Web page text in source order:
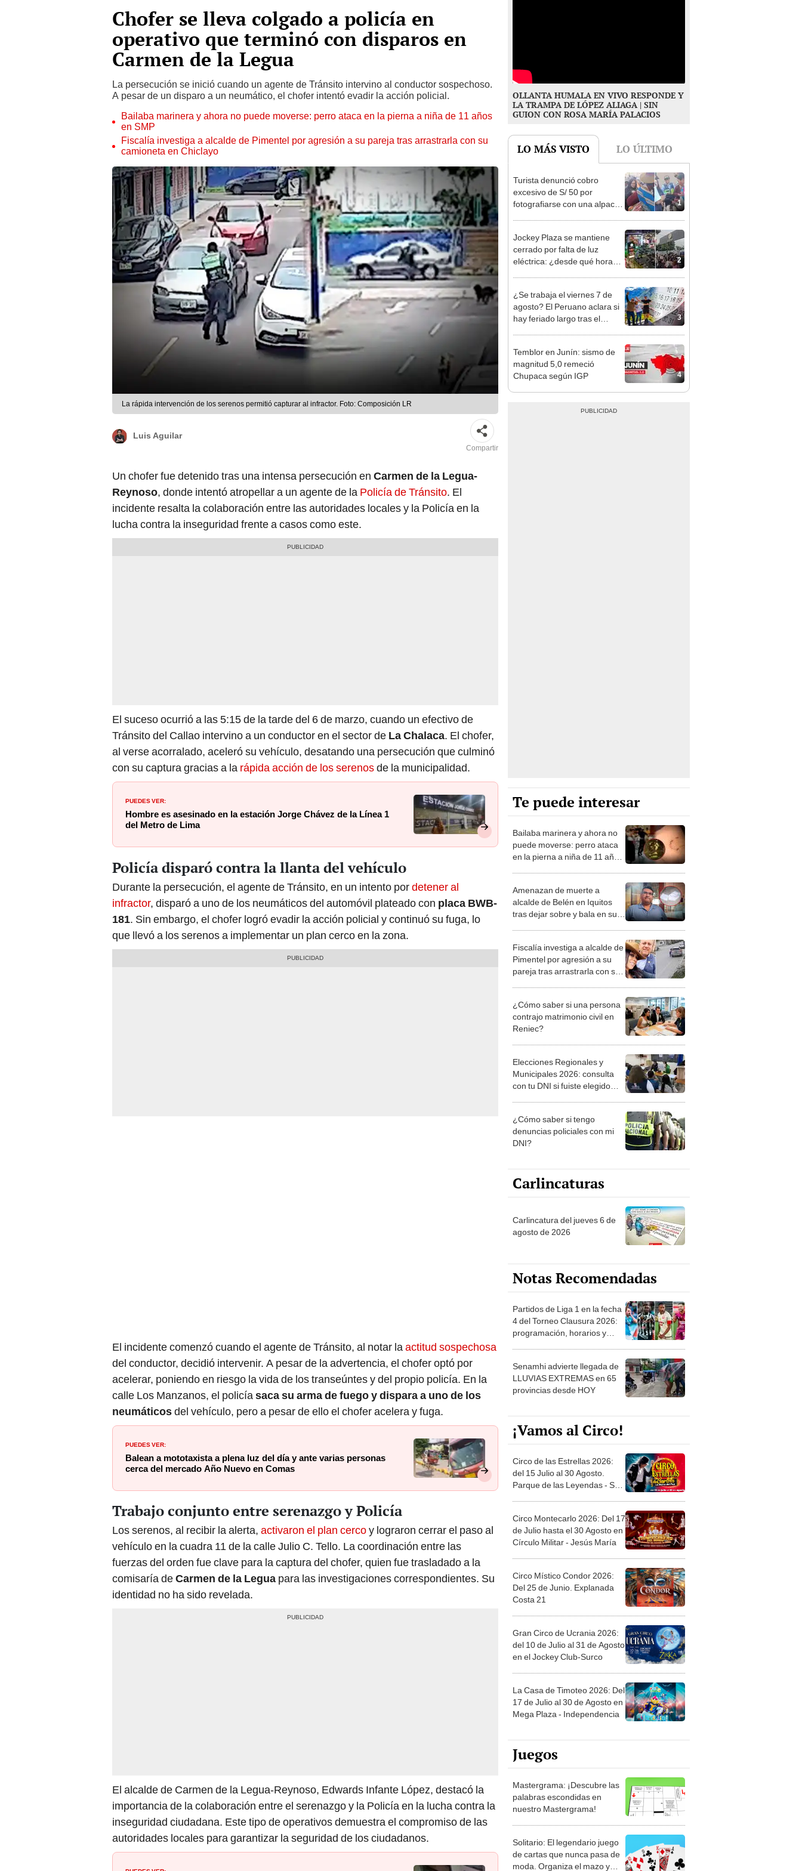
Chofer se lleva colgado a policía en
operativo que terminó con disparos en
Carmen de la Legua
La persecución se inició cuando un agente de Tránsito intervino al conductor sospechoso.
A pesar de un disparo a un neumático, el chofer intentó evadir la acción policial.
Bailaba marinera y ahora no puede moverse: perro ataca en la pierna a niña de 11 años
en SMP
Fiscalía investiga a alcalde de Pimentel por agresión a su pareja tras arrastrarla con su
camioneta en Chiclayo
La rápida intervención de los serenos permitió capturar al infractor. Foto: Composición LR
Luis Aguilar
Compartir
Un chofer fue detenido tras una intensa persecución en Carmen de la Legua-
Reynoso, donde intentó atropellar a un agente de la Policía de Tránsito. El
incidente resalta la colaboración entre las autoridades locales y la Policía en la
lucha contra la inseguridad frente a casos como este.
El suceso ocurrió a las 5:15 de la tarde del 6 de marzo, cuando un efectivo de
Tránsito del Callao intervino a un conductor en el sector de La Chalaca. El chofer,
al verse acorralado, aceleró su vehículo, desatando una persecución que culminó
con su captura gracias a la rápida acción de los serenosde la municipalidad.
PUEDES VER:
Hombre es asesinado en la estación Jorge Chávez de la Línea 1
del Metro de Lima
Policía disparó contra la llanta del vehículo
Durante la persecución, el agente de Tránsito, en un intento pordetener al
infractor, disparó a uno de los neumáticos del automóvil plateado con placa BWB-
181. Sin embargo, el chofer logró evadir la acción policial y continuó su fuga, lo
que llevó a los serenos a implementar un plan cerco en la zona.
El incidente comenzó cuando el agente de Tránsito, al notar la actitud sospechosa
del conductor, decidió intervenir. A pesar de la advertencia, el chofer optó por
acelerar, poniendo en riesgo la vida de los transeúntes y del propio policía. En la
calle Los Manzanos, el policía saca su arma de fuego y dispara a uno de los
neumáticosdel vehículo, pero a pesar de ello el chofer acelera y fuga.
PUEDES VER:
Balean a mototaxista a plena luz del día y ante varias personas
cerca del mercado Año Nuevo en Comas
Trabajo conjunto entre serenazgo y Policía
Los serenos, al recibir la alerta, activaron el plan cercoy lograron cerrar el paso al
vehículo en la cuadra 11 de la calle Julio C. Tello. La coordinación entre las
fuerzas del orden fue clave para la captura del chofer, quien fue trasladado a la
comisaría deCarmen de la Legua para las investigaciones correspondientes. Su
identidad no ha sido revelada.
El alcalde de Carmen de la Legua-Reynoso, Edwards Infante López, destacó la
importancia de la colaboración entre el serenazgo y la Policía en la lucha contra la
inseguridad ciudadana. Este tipo de operativos demuestra el compromiso de las
autoridades locales para garantizar la seguridad de los ciudadanos.
OLLANTA HUMALA EN VIVO RESPONDE Y
LA TRAMPA DE LÓPEZ ALIAGA | SIN
GUION CON ROSA MARÍA PALACIOS
LO MÁS VISTO LO ÚLTIMO
1
Turista denunció cobro
excesivo de S/ 50 por
fotografiarse con una alpaca
2
Jockey Plaza se mantiene
cerrado por falta de luz
eléctrica: ¿desde qué hora
3
¿Se trabaja el viernes 7 de
agosto? El Peruano aclara si
hay feriado largo tras el
4
Temblor en Junín: sismo de
magnitud 5,0 remeció
Chupaca según IGP
Te puede interesar
Bailaba marinera y ahora no
puede moverse: perro ataca
en la pierna a niña de 11 años
Amenazan de muerte a
alcalde de Belén en Iquitos
tras dejar sobre y bala en su
Fiscalía investiga a alcalde de
Pimentel por agresión a su
pareja tras arrastrarla con su
¿Cómo saber si una persona
contrajo matrimonio civil en
Reniec?
Elecciones Regionales y
Municipales 2026: consulta
con tu DNI si fuiste elegido
la ONPE
¿Cómo saber si tengo
denuncias policiales con mi
DNI?
Carlincaturas
Carlincatura del jueves 6 de
agosto de 2026
Notas Recomendadas
Partidos de Liga 1 en la fecha
4 del Torneo Clausura 2026:
programación, horarios y
Senamhi advierte llegada de
LLUVIAS EXTREMAS en 65
provincias desde HOY
¡Vamos al Circo!
Circo de las Estrellas 2026:
del 15 Julio al 30 Agosto.
Parque de las Leyendas - San
Circo Montecarlo 2026: Del 17
de Julio hasta el 30 Agosto en
Círculo Militar - Jesús María
Circo Místico Condor 2026:
Del 25 de Junio. Explanada
Costa 21
Gran Circo de Ucrania 2026:
del 10 de Julio al 31 de Agosto
en el Jockey Club-Surco
La Casa de Timoteo 2026: Del
17 de Julio al 30 de Agosto en
Mega Plaza - Independencia
Juegos
Mastergrama: ¡Descubre las
palabras escondidas en
nuestro Mastergrama!
Solitario: El legendario juego
de cartas que nunca pasa de
moda. Organiza el mazo y